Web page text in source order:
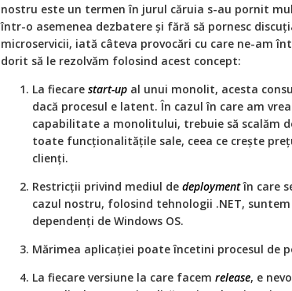
nostru este un termen în jurul căruia s-au pornit
într-o asemenea dezbatere şi fără să pornesc
microservicii, iată câteva provocări cu care ne-am
dorit să le rezolvăm folosind acest concept:
La fiecare start-up al unui monolit, acesta
dacă procesul e latent. În cazul în care am
capabilitate a monolitului, trebuie să scalăm
toate funcţionalităţile sale, ceea ce crește
clienţi.
Restricţii privind mediul de deploymentîn care
cazul nostru, folosind tehnologii .NET,
dependenţi de Windows OS.
Mărimea aplicaţiei poate încetini procesul de
La fiecare versiune la care facem release, e